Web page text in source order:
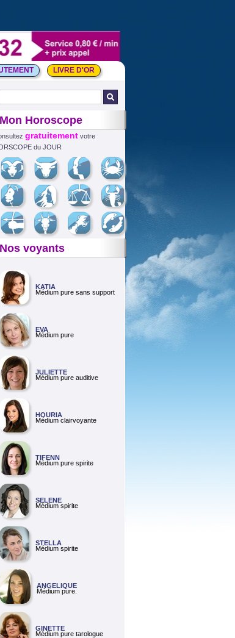
LIVRE D'OR
Mon Horoscope
gratuitement votre
du JOUR
Nos voyants
KATIA
Médium pure sans support
EVA
Médium pure
JULIETTE
Médium pure auditive
HOURIA
Médium clairvoyante
TIFENN
Médium pure spirite
SELENE
Médium spirite
STELLA
Médium spirite
ANGELIQUE
Médium pure.
GINETTE
Médium pure tarologue